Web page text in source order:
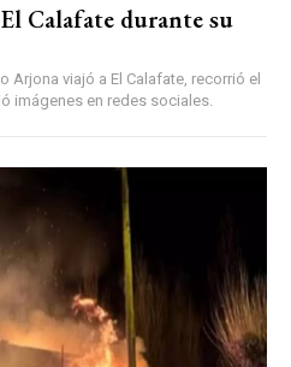
Calafate durante su
Arjona viajó a El Calafate, recorrió el
imágenes en redes sociales.